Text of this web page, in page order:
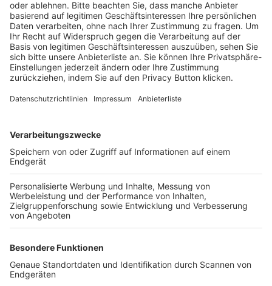
BFV-Geschäftsstellen
Trainerbörse
Login SpielPlus
FOLGE DEM BFV
TOP-VEREINE
TOP-PARTNER